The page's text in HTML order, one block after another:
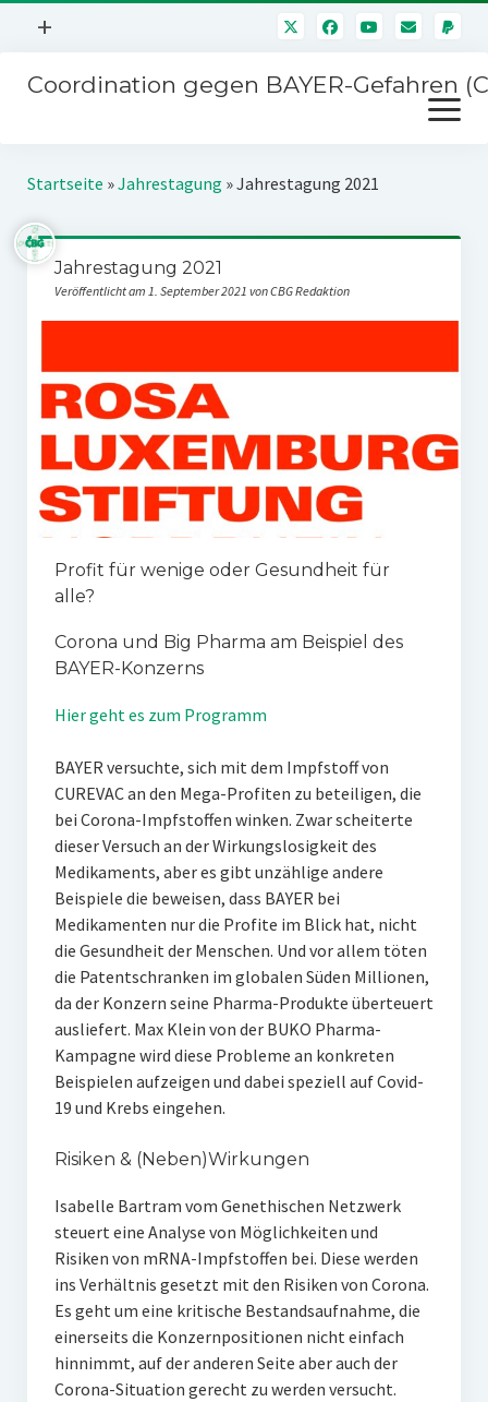
Menü
+
Mitmachen
Kontakt
Impressum
Coordination gegen BAYER-Gefahren
Menü
öffnen
Kampagnen
BAYER-Hauptversammlungen
Stichwort BAYER
Jahrestagung
SPENDEN
Startseite »Jahrestagung »Jahrestagung 2021
Jahrestagung 2021
Veröffentlicht am 1. September 2021 von CBG Redaktion
Profit für wenige oder Gesundheit für
alle?
Corona und Big Pharma am Beispiel des
BAYER-Konzerns
Hier geht es zum Programm
BAYER versuchte, sich mit dem Impfstoff von
CUREVAC an den Mega-Profiten zu beteiligen, die
bei Corona-Impfstoffen winken. Zwar scheiterte
dieser Versuch an der Wirkungslosigkeit des
Medikaments, aber es gibt unzählige andere
Beispiele die beweisen, dass BAYER bei
Medikamenten nur die Profite im Blick hat, nicht
die Gesundheit der Menschen. Und vor allem töten
die Patentschranken im globalen Süden Millionen,
da der Konzern seine Pharma-Produkte überteuert
ausliefert. Max Klein von der BUKO Pharma-
Kampagne wird diese Probleme an konkreten
Beispielen aufzeigen und dabei speziell auf Covid-
19 und Krebs eingehen.
Risiken & (Neben)Wirkungen
Isabelle Bartram vom Genethischen Netzwerk
steuert eine Analyse von Möglichkeiten und
Risiken von mRNA-Impfstoffen bei. Diese werden
ins Verhältnis gesetzt mit den Risiken von Corona.
Es geht um eine kritische Bestandsaufnahme, die
einerseits die Kon­zernpositionen nicht einfach
hinnimmt, auf der anderen Seite aber auch der
Corona-Situation gerecht zu werden versucht.